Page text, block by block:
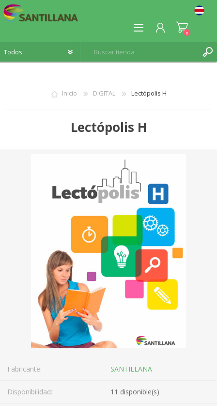
0
Inicio DIGITAL Lectópolis H
Lectópolis H
Fabricante: SANTILLANA
Disponibilidad: 11 disponible(s)